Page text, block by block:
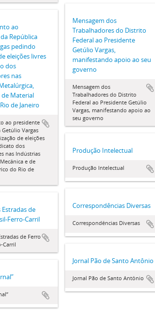
Mensagem dos
Trabalhadores do Distrito
Federal ao Presidente
Getúlio Vargas,
manifestando apoio ao seu
governo
Mensagem dos
Trabalhadores do Distrito
Federal ao Presidente Getúlio
Vargas, manifestando apoio ao
seu governo
ao
República
pedindo
eleições livres
dos
nas
de Material
de Janeiro
ao presidente
Vargas
de eleições
dos
nas Indústrias
e de
do Rio de
Produção Intelectual
Produção Intelectual
Correspondências Diversas
Correspondências Diversas
Estradas de
Ferro-Carril
de Ferro
Carril
Jornal Pão de Santo Antônio
Jornal Pão de Santo Antônio